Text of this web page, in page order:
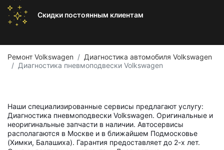
Скидки постоянным клиентам
Ремонт Volkswagen
Диагностика автомобиля Volkswagen
Диагностика пневмоподвески Volkswagen
Наши специализированные сервисы предлагают услугу:
Диагностика пневмоподвески Volkswagen. Оригинальные и
неоригинальные запчасти в наличии. Автосервисы
располагаются в Москве и в ближайшем Подмосковье
(Химки, Балашиха). Гарантия предоставляет до 2-х лет.